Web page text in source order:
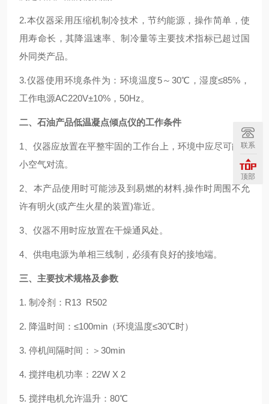
2.本仪器采用压缩机制冷技术，节约能源，操作简单，使
用寿命长，其降温速率、制冷量等主要技术指标已超过国
外同类产品。
3.仪器使用环境条件为：环境温度5～30℃，湿度≤85%，
工作电源AC220V±10%，50Hz。
二、石油产品低温凝点倾点仪的工作条件
1、仪器应放置在平整牢固的工作台上，环境中应尽可能减
小空气对流。
2、本产品使用时可能涉及到易燃的材料,操作时周围不允
许有明火(或产生火星的装置)靠近。
3、仪器不用时应放置在干燥通风处。
4、供电电源为单相三线制，必须有良好的接地端。
三、主要技术规格及参数
1. 制冷剂：R13 R502
2. 降温时间：≤100min（环境温度≤30℃时）
3. 停机间隔时间：＞30min
4. 搅拌电机功率：22W X 2
5. 搅拌电机允许温升：80℃
联系
顶部